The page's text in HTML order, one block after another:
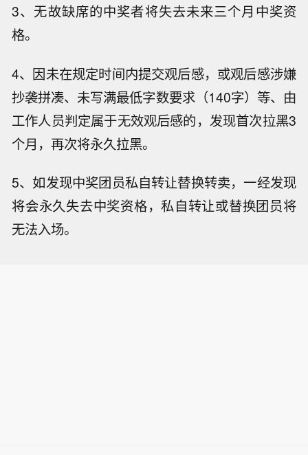
3、无故缺席的中奖者将失去未来三个月中奖资
格。
4、因未在规定时间内提交观后感，或观后感涉嫌
抄袭拼凑、未写满最低字数要求（140字）等、由
工作人员判定属于无效观后感的，发现首次拉黑3
个月，再次将永久拉黑。
5、如发现中奖团员私自转让替换转卖，一经发现
将会永久失去中奖资格，私自转让或替换团员将
无法入场。